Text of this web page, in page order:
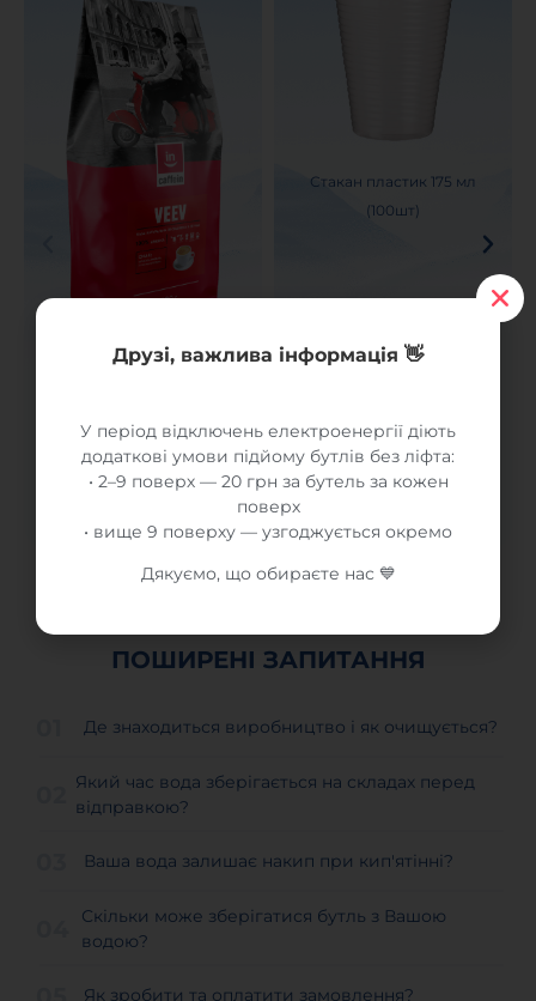
950 грн
Стакан пластик 175 мл
(100шт)
60 грн
ПОШИРЕНІ ЗАПИТАННЯ
Де знаходиться виробництво і як очищується?
Який час вода зберігається на складах перед
відправкою?
Ваша вода залишає накип при кип'ятінні?
Скільки може зберігатися бутль з Вашою
водою?
Як зробити та оплатити замовлення?
Друзі, важлива інформація 👋
У період відключень електроенергії діють
додаткові умови підйому бутлів без ліфта:
• 2–9 поверх — 20 грн за бутель за кожен
поверх
• вище 9 поверху — узгоджується окремо
Дякуємо, що обираєте нас 💙